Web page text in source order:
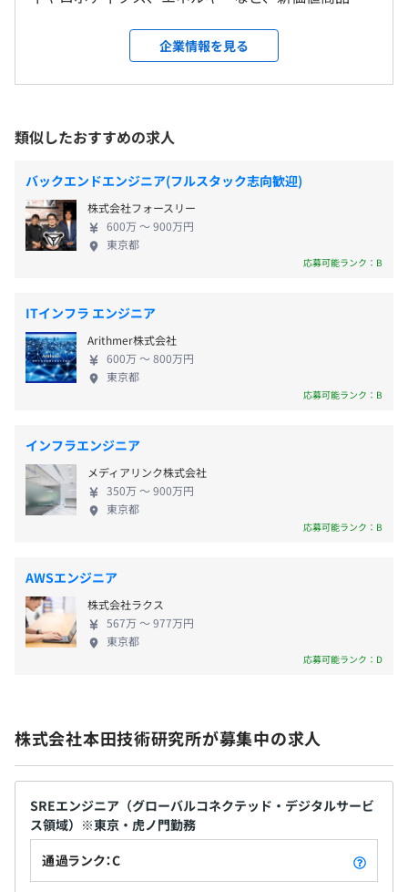
国内および海外事業所への異動の可能性があります。
受動喫煙防止措置に関する事項
対策：あり
・リモートワーク手当
・賞与
・残業代全額支給
年1回（6月）
無期雇用
世界販売実績は、全世界累計台数2,730.1万台（二輪
1,702万台／四輪407万台／パワープロダクツパワー
プロダクツ620万台）を誇ります。 【将来価値の創出
えて､先進領域に集中して新価値を生み出す体制を構
築しています。各種のクリエイティブな研究ととも
に､連携や総合力による価値の最大化も実装していま
す。 ◆先進技術研究所 先進技術研究所では、「環境
負荷ゼロ社会」の実現と「交通事故ゼロ社会」の実
現に向け、環境負荷を低減する電池技術や次世代電
動化技術、人を理解し能力を拡張させる技術、すべ
に加え、革新的な生産技術の研究に取り組んでいま
す。 ◆先進パワーユニット・エネルギー研究所 「環
境負荷ゼロ社会」の実現に向けた次世代パワーユニ
ット・エネルギー技術の研究開発に取り組んでいま
す。 ◆ソリューションシステム開発センター 社会が
リューションシステムを実現し、「移動」と「暮ら
し」の進化につながる新たな価値の提供を目指して
います。 ◆デザインセンター 企業のデザイン組織と
して世界で唯一、二輪／四輪／仕事や暮らしを支え
るイノベーティブな商品やサービスのデザインな
に、各研究センターを横断的に束ね、研究開発能力
を最大限に引き出し、可能性を拡げる総合的なオペ
レーションをおこなっています。
企業情報を見る
類似したおすすめの求人
バックエンドエンジニア(フルスタック志向歓迎)
株式会社フォースリー
600万 〜 900万円
東京都
応募可能ランク：B
ITインフラ エンジニア
Arithmer株式会社
600万 〜 800万円
東京都
応募可能ランク：B
インフラエンジニア
メディアリンク株式会社
350万 〜 900万円
東京都
応募可能ランク：B
AWSエンジニア
株式会社ラクス
567万 〜 977万円
東京都
応募可能ランク：D
株式会社本田技術研究所が募集中の求人
SREエンジニア（グローバルコネクテッド・デジタルサービ
ス領域）※東京・虎ノ門勤務
通過ランク：C